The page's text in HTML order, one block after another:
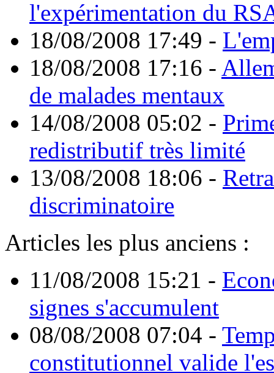
l'expérimentation du
18/08/2008 17:49 -
18/08/2008 17:16 -
de malades mentaux
14/08/2008 05:02 -
redistributif très limité
13/08/2008 18:06 -
discriminatoire
Articles les plus anciens :
11/08/2008 15:21 -
signes s'accumulent
08/08/2008 07:04 -
constitutionnel valide